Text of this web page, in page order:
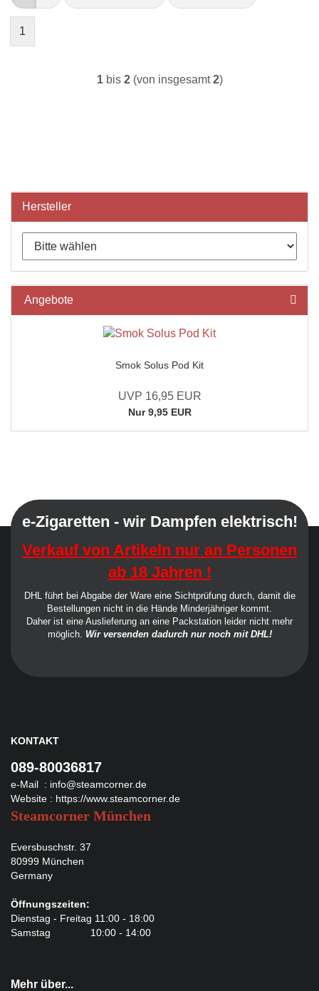
1
1bis 2(von insgesamt2)
Hersteller
Angebote
Smok Solus Pod Kit
UVP 16,95 EUR
Nur 9,95 EUR
e-Zigaretten - wir Dampfen elektrisch!
Verkauf von Artikeln nur an Personen
ab 18 Jahren !
DHL führt bei Abgabe der Ware eine Sichtprüfung durch, damit die
Bestellungen nicht in die Hände Minderjähriger kommt.
Daher ist eine Auslieferung an eine Packstation leider nicht mehr
möglich. Wir versenden dadurch nur noch mit DHL!
KONTAKT
089-80036817
e-Mail : info@steamcorner.de
Website : https://www.steamcorner.de
Steamcorner München
Eversbuschstr. 37
80999 München
Germany
Öffnungszeiten:
Dienstag - Freitag 11:00 - 18:00
Samstag 10:00 - 14:00
Mehr über...